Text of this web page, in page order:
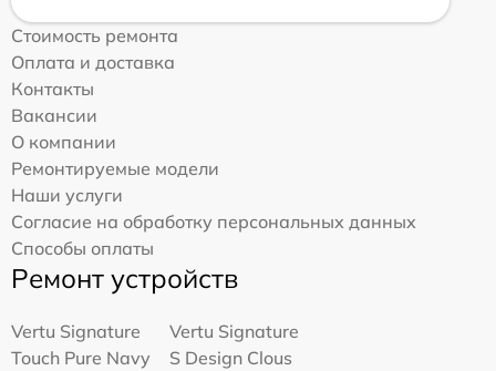
Стоимость ремонта
Оплата и доставка
Контакты
Вакансии
О компании
Ремонтируемые модели
Наши услуги
Согласие на обработку персональных данных
Способы оплаты
Ремонт устройств
Vertu Signature
Touch Pure Navy
Vertu Signature
S Design Clous